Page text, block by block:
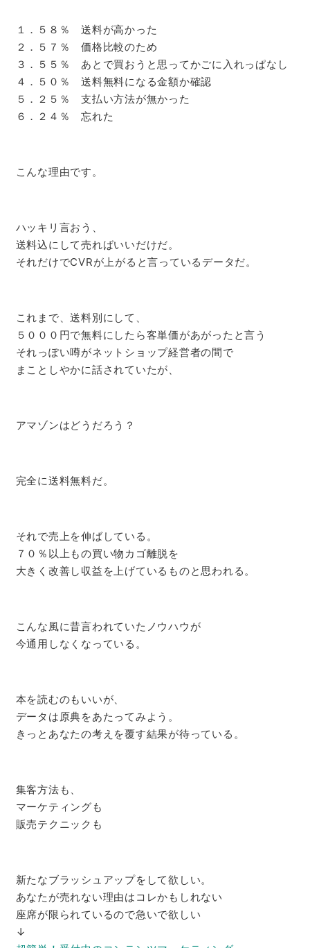
１．５８％ 送料が高かった
２．５７％ 価格比較のため
３．５５％ あとで買おうと思ってかごに入れっぱなし
４．５０％ 送料無料になる金額か確認
５．２５％ 支払い方法が無かった
６．２４％ 忘れた
こんな理由です。
ハッキリ言おう、
送料込にして売ればいいだけだ。
それだけでCVRが上がると言っているデータだ。
これまで、送料別にして、
５０００円で無料にしたら客単価があがったと言う
それっぽい噂がネットショップ経営者の間で
まことしやかに話されていたが、
アマゾンはどうだろう？
完全に送料無料だ。
それで売上を伸ばしている。
７０％以上もの買い物カゴ離脱を
大きく改善し収益を上げているものと思われる。
こんな風に昔言われていたノウハウが
今通用しなくなっている。
本を読むのもいいが、
データは原典をあたってみよう。
きっとあなたの考えを覆す結果が待っている。
集客方法も、
マーケティングも
販売テクニックも
新たなブラッシュアップをして欲しい。
あなたが売れない理由はコレかもしれない
座席が限られているので急いで欲しい
↓